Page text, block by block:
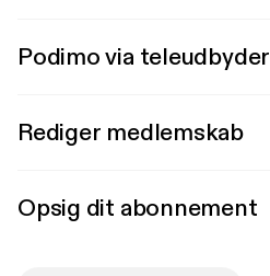
Podimo via teleudbyder
Rediger medlemskab
Opsig dit abonnement